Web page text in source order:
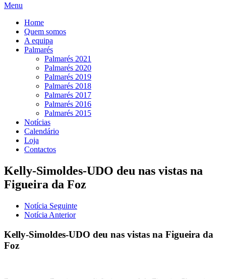
Menu
Home
Quem somos
A equipa
Palmarés
Palmarés 2021
Palmarés 2020
Palmarés 2019
Palmarés 2018
Palmarés 2017
Palmarés 2016
Palmarés 2015
Notícias
Calendário
Loja
Contactos
Kelly-Simoldes-UDO deu nas vistas na
Figueira da Foz
Notícia Seguinte
Notícia Anterior
Kelly-Simoldes-UDO deu nas vistas na Figueira da
Foz